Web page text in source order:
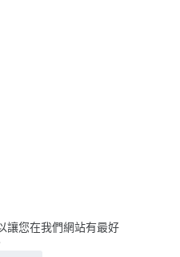
讓您在我們網站有最好